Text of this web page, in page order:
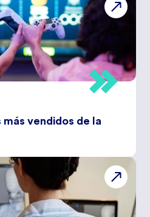
vendidos de la